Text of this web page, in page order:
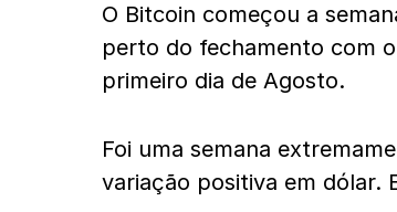
O Bitcoin começou a
perto do fechamento com
primeiro dia de Agosto.
Foi uma semana
variação positiva em dólar.